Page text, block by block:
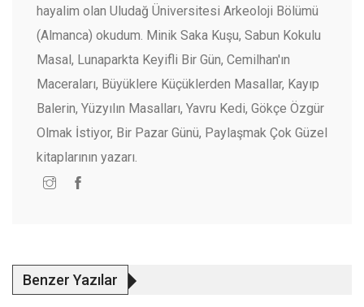
hayalim olan Uludağ Üniversitesi Arkeoloji Bölümü
(Almanca) okudum. Minik Saka Kuşu, Sabun Kokulu
Masal, Lunaparkta Keyifli Bir Gün, Cemilhan'ın
Maceraları, Büyüklere Küçüklerden Masallar, Kayıp
Balerin, Yüzyılın Masalları, Yavru Kedi, Gökçe Özgür
Olmak İstiyor, Bir Pazar Günü, Paylaşmak Çok Güzel
kitaplarının yazarı.
Benzer Yazılar